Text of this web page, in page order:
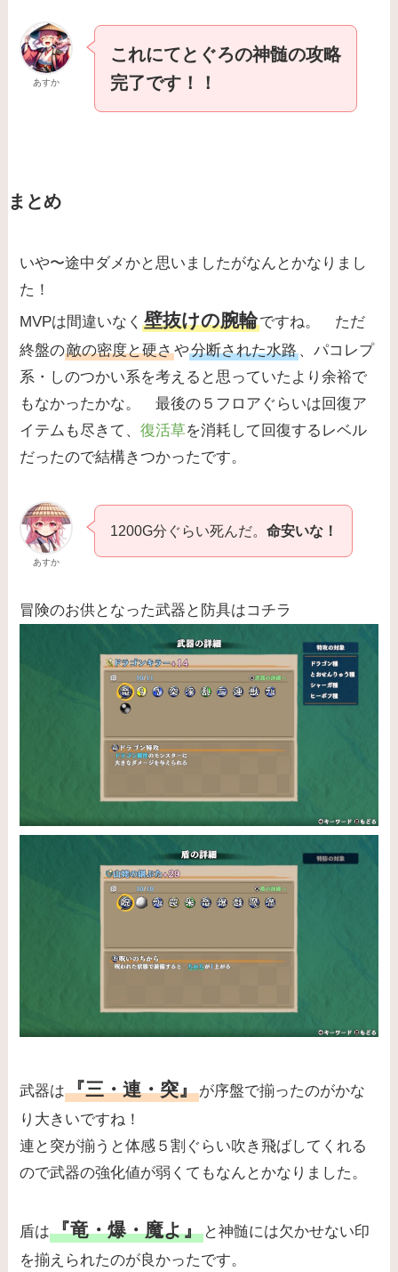
あすか
これにてとぐろの神髄の攻略
完了です！！
まとめ
いや〜途中ダメかと思いましたがなんとかなりまし
た！
MVPは間違いなく壁抜けの腕輪ですね。 ただ
終盤の敵の密度と硬さや分断された水路、パコレプ
系・しのつかい系を考えると思っていたより余裕で
もなかったかな。 最後の５フロアぐらいは回復ア
イテムも尽きて、復活草を消耗して回復するレベル
だったので結構きつかったです。
あすか
1200G分ぐらい死んだ。 命安いな！
冒険のお供となった武器と防具はコチラ
武器は『三・連・突』が序盤で揃ったのがかな
り大きいですね！
連と突が揃うと体感５割ぐらい吹き飛ばしてくれる
ので武器の強化値が弱くてもなんとかなりました。
盾は『竜・爆・魔よ』 と神髄には欠かせない印
を揃えられたのが良かったです。